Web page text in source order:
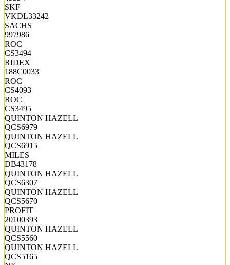
SKF
VKDL33242
SACHS
997986
ROC
CS3494
RIDEX
188C0033
ROC
CS4093
ROC
CS3495
QUINTON HAZELL
QCS6979
QUINTON HAZELL
QCS6915
MILES
DB43178
QUINTON HAZELL
QCS6307
QUINTON HAZELL
QCS5670
PROFIT
20100393
QUINTON HAZELL
QCS5560
QUINTON HAZELL
QCS5165